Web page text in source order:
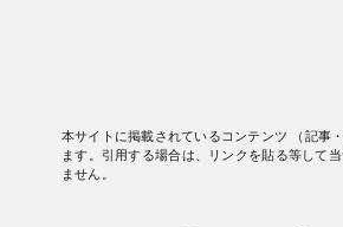
本サイトに掲載されているコンテンツ （記事
ます。引用する場合は、リンクを貼る等して
ません。